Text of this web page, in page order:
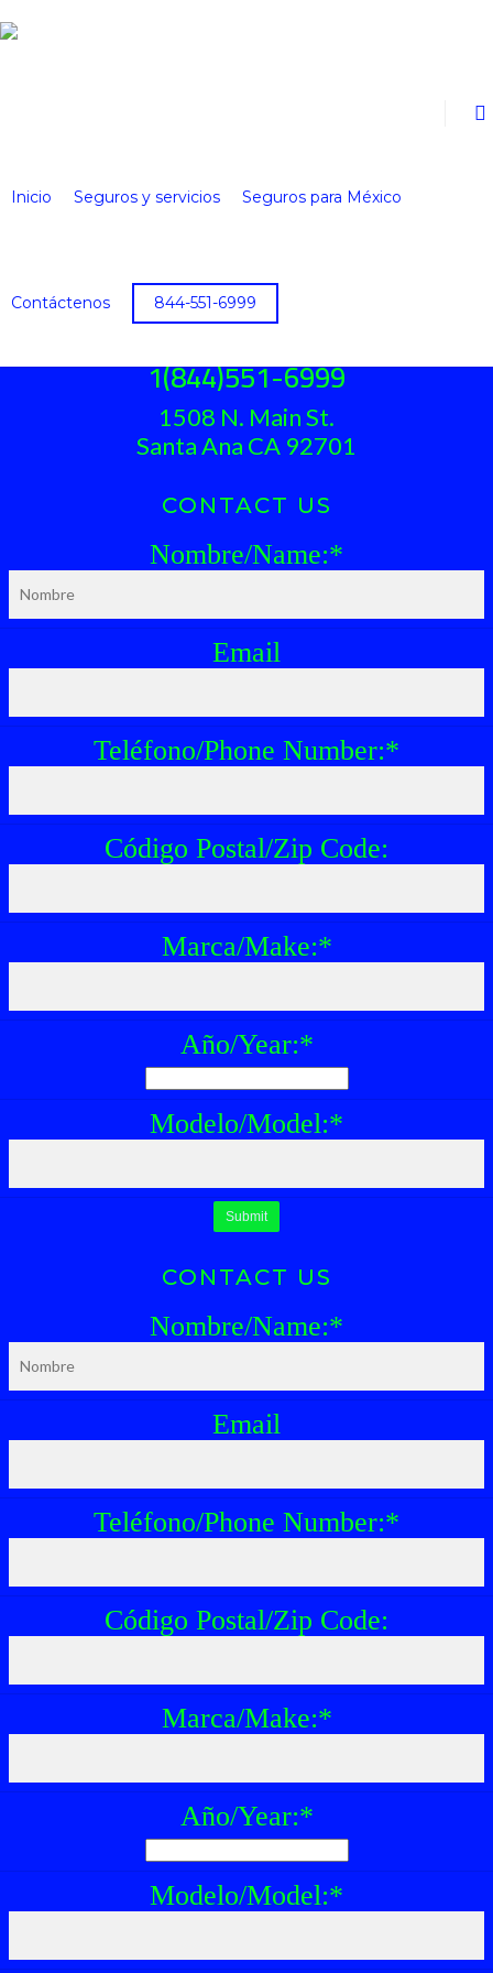
Inicio Seguros y servicios Seguros para México
Contáctenos 844-551-6999
AUTO INTERNATIONAL INSURANCE
1(844)551-6999
1508 N. Main St.
Santa Ana CA 92701
CONTACT US
Nombre/Name:*
Email
Teléfono/Phone Number:*
Código Postal/Zip Code:
Marca/Make:*
Año/Year:*
Modelo/Model:*
CONTACT US
Nombre/Name:*
Email
Teléfono/Phone Number:*
Código Postal/Zip Code:
Marca/Make:*
Año/Year:*
Modelo/Model:*